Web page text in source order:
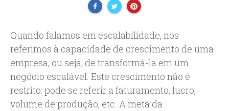
Quando falamos em escalabilidade, nos
referimos à capacidade de crescimento de uma
empresa, ou seja, de transformá-la em um
negócio escalável. Este crescimento não é
restrito: pode se referir a faturamento, lucro,
volume de produção, etc. A meta da